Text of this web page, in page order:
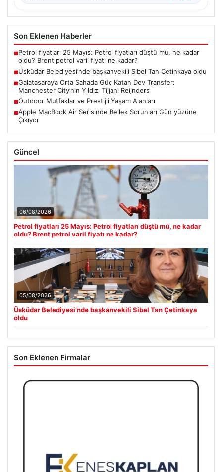
Son Eklenen Haberler
■Petrol fiyatları 25 Mayıs: Petrol fiyatları düştü mü, ne kadar
oldu? Brent petrol varil fiyatı ne kadar?
■Üsküdar Belediyesi’nde başkanvekili Sibel Tan Çetinkaya oldu
■Galatasaray’a Orta Sahada Güç Katan Dev Transfer:
Manchester City’nin Yıldızı Tijjani Reijnders
■Outdoor Mutfaklar ve Prestijli Yaşam Alanları
■Apple MacBook Air Serisinde Bellek Sorunları Gün yüzüne
Çıkıyor
Güncel
06/08/2026
Petrol fiyatları 25 Mayıs: Petrol fiyatları düştü mü, ne kadar
oldu? Brent petrol varil fiyatı ne kadar?
05/08/2026
Üsküdar Belediyesi’nde başkanvekili Sibel Tan Çetinkaya
oldu
Son Eklenen Firmalar